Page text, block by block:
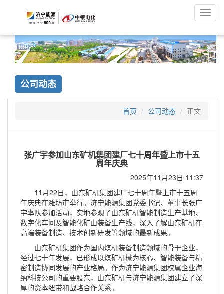
公司动态
首页 公司动态 正文
张广宇参加山东矿机集团建厂七十周年暨上市十五
周年庆典
2025年11月23日 11:37
11月22日，山东矿机集团建厂七十周年暨上市十五周
年庆典在潍坊市举行。济宁能源集团党委书记、董事长张广
宇率队参加活动，实地参观了山东矿机智能制造生产基地、
数字化车间及智能化矿山装备生产线，深入了解山东矿机在
高端装备制造、技术创新研发等领域的最新成果。
山东矿机集团作为国内煤机装备制造领域的骨干企业，
经过七十年发展，已形成以煤矿机械为核心、智能装备与精
密制造协同发展的产业格局。作为济宁能源集团权属企业海
纳科技公司的重要股东，山东矿机与济宁能源集团建立了深
厚的资本纽带和战略合作关系。